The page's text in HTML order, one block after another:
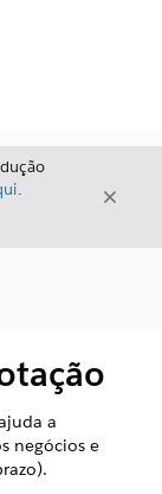
.
Fechar
a
negócios e